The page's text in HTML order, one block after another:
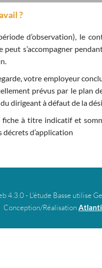
?
d’observation), le
peut s’accompagner
votre employeur
prévus par le plan
dirigeant à défaut de la
à titre indicatif et
d’application
4.3.0 - L'étude Basse utilise
Conception/Réalisation